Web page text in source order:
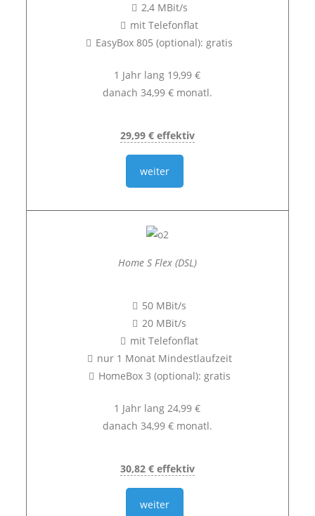
2,4 MBit/s
mit Telefonflat
EasyBox 805 (optional): gratis
1 Jahr lang 19,99 €
danach 34,99 € monatl.
29,99 € effektiv
weiter
Home S Flex (DSL)
50 MBit/s
20 MBit/s
mit Telefonflat
nur 1 Monat Mindestlaufzeit
HomeBox 3 (optional): gratis
1 Jahr lang 24,99 €
danach 34,99 € monatl.
30,82 € effektiv
weiter